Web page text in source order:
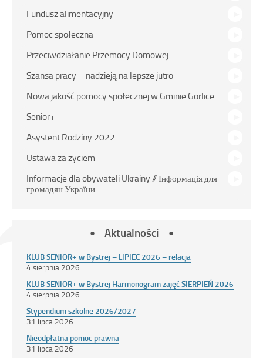
Fundusz alimentacyjny
Pomoc społeczna
Przeciwdziałanie Przemocy Domowej
Szansa pracy – nadzieją na lepsze jutro
Nowa jakość pomocy społecznej w Gminie Gorlice
Senior+
Asystent Rodziny 2022
Ustawa za życiem
Informacje dla obywateli Ukrainy // Інформація для
громадян України
Aktualności
KLUB SENIOR+ w Bystrej – LIPIEC 2026 – relacja
4 sierpnia 2026
KLUB SENIOR+ w Bystrej Harmonogram zajęć SIERPIEŃ 2026
4 sierpnia 2026
Stypendium szkolne 2026/2027
31 lipca 2026
Nieodpłatna pomoc prawna
31 lipca 2026